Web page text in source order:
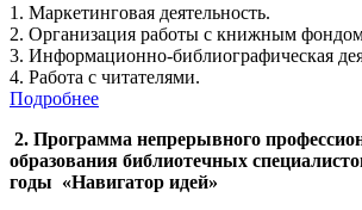
1. Маркетинговая деятельность.
2. Организация работы с книжным
3. Информационно-библиографическая
4. Работа с читателями.
Подробнее
2. Программа непрерывного
образования библиотечных
годы «Навигатор идей»